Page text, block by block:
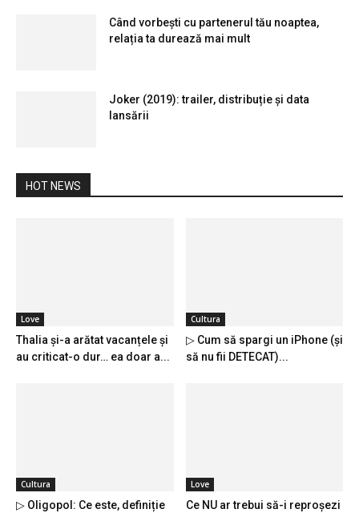
Când vorbești cu partenerul tău noaptea,
relația ta durează mai mult
Joker (2019): trailer, distribuție și data
lansării
HOT NEWS
Love
Thalia și-a arătat vacanțele și
au criticat-o dur… ea doar a...
Cultura
▷ Cum să spargi un iPhone (și
să nu fii DETECAT)...
Cultura
▷ Oligopol: Ce este, definiție
Love
Ce NU ar trebui să-i reproșezi